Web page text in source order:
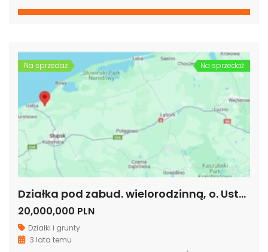
Na sprzedaż Na sprzedaż
Działka pod zabud. wielorodzinną, o. Ustki, woj. pomorskie
20,000,000 PLN
Działki i grunty
3 lata temu